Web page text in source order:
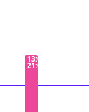
13:00 −
21:00